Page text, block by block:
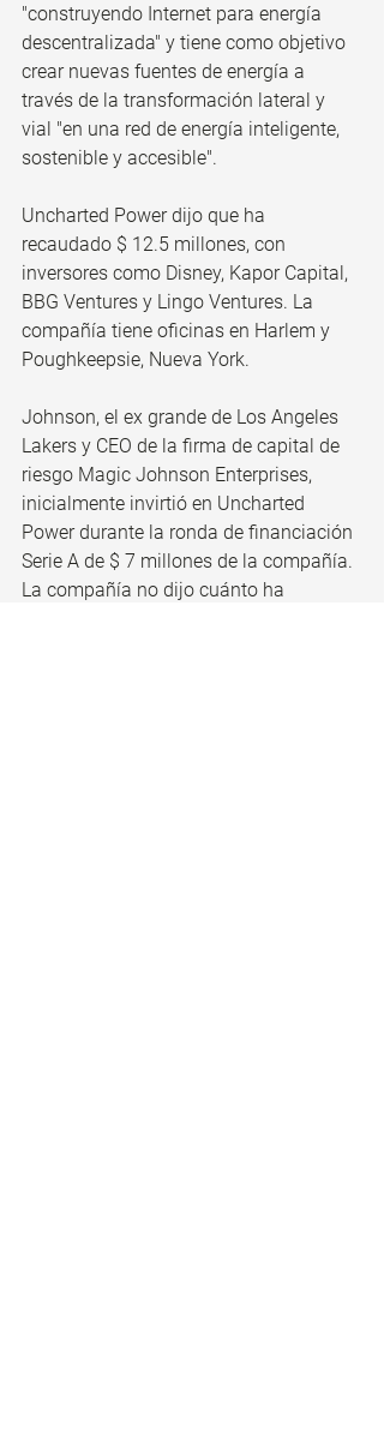
"construyendo Internet para energía
descentralizada" y tiene como objetivo
crear nuevas fuentes de energía a
través de la transformación lateral y
vial "en una red de energía inteligente,
sostenible y accesible".
Uncharted Power dijo que ha
recaudado $ 12.5 millones, con
inversores como Disney, Kapor Capital,
BBG Ventures y Lingo Ventures. La
compañía tiene oficinas en Harlem y
Poughkeepsie, Nueva York.
Johnson, el ex grande de Los Angeles
Lakers y CEO de la firma de capital de
riesgo Magic Johnson Enterprises,
inicialmente invirtió en Uncharted
Power durante la ronda de financiación
Serie A de $ 7 millones de la compañía.
La compañía no dijo cuánto ha